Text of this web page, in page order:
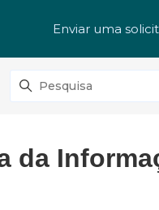
Enviar uma
da